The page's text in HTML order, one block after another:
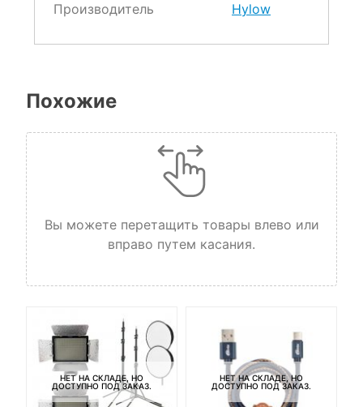
Производитель
Hylow
Похожие
Вы можете перетащить товары влево или
вправо путем касания.
НЕТ НА СКЛАДЕ, НО
ДОСТУПНО ПОД ЗАКАЗ.
НЕТ НА СКЛАДЕ, НО
ДОСТУПНО ПОД ЗАКАЗ.